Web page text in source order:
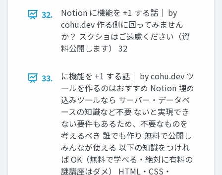
32.
Notion に機能を +1 する話｜ by
cohu.dev 作る側に回ってみません
か？ スクショはご遠慮ください（資
料公開します） 32
33.
に機能を +1 する話｜ by cohu.dev ツ
ールを作るのはおすすめ Notion 埋め
込みツールなら サーバー・データベ
ースの知識など不要 ないと実現でき
ない要件もあるため、不要なものを
考えるべき 誰でも作り 無料で公開し
みんなが使える 以下の知識をつけれ
ば OK（無料で学べる・絶対に有料の
謎講座はダメ） HTML・CSS・